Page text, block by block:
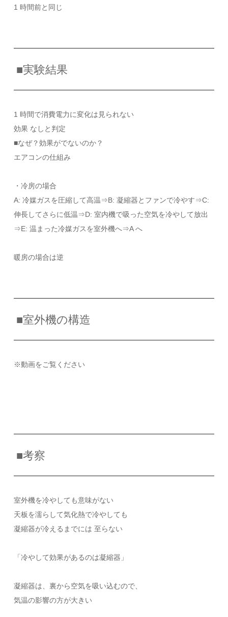
1 時間前と同じ
■実験結果
1 時間で消費電力に変化は見られない
効果 なしと判定
■なぜ？効果がでないのか？
エアコンの仕組み
・冷房の場合
A: 冷媒ガスを圧縮して高温⇒B: 凝縮器とファンで冷やす⇒C:
伸長してさらに低温⇒D: 室内機で吸った空気を冷やして放出
⇒E: 温まった冷媒ガスを室外機へ⇒A へ
暖房の場合は逆
■室外機の構造
※動画をご覧ください
■考察
室外機を冷やしても意味がない
天板を濡らして気化熱で冷やしても
凝縮器が冷えるまでには 至らない
「冷やして効果があるのは凝縮器」
凝縮器は、裏から空気を吸い込むので、
気温の影響の方が大きい